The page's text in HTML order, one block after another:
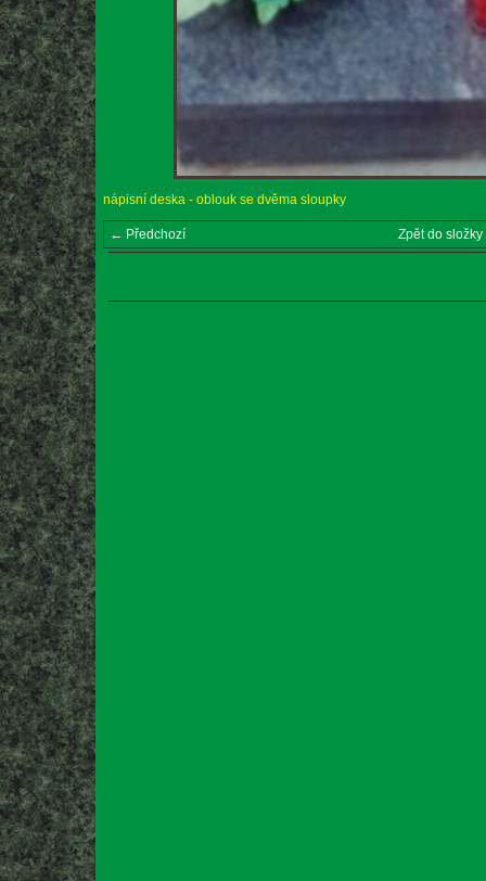
nápisní deska - oblouk se dvěma sloupky
← Předchozí Zpět do složky